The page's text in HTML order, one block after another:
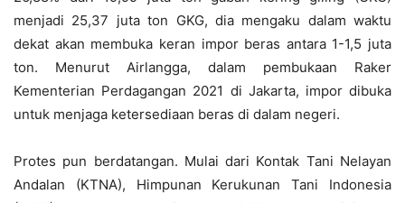
menjadi 25,37 juta ton GKG, dia mengaku dalam waktu
dekat akan membuka keran impor beras antara 1-1,5 juta
ton. Menurut Airlangga, dalam pembukaan Raker
Kementerian Perdagangan 2021 di Jakarta, impor dibuka
untuk menjaga ketersediaan beras di dalam negeri.
Protes pun berdatangan. Mulai dari Kontak Tani Nelayan
Andalan (KTNA), Himpunan Kerukunan Tani Indonesia